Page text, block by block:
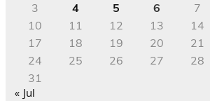
3
4 5 6 7
10
11 12 13 14
17
18 19 20 21
24
25 26 27 28
31
« Jul